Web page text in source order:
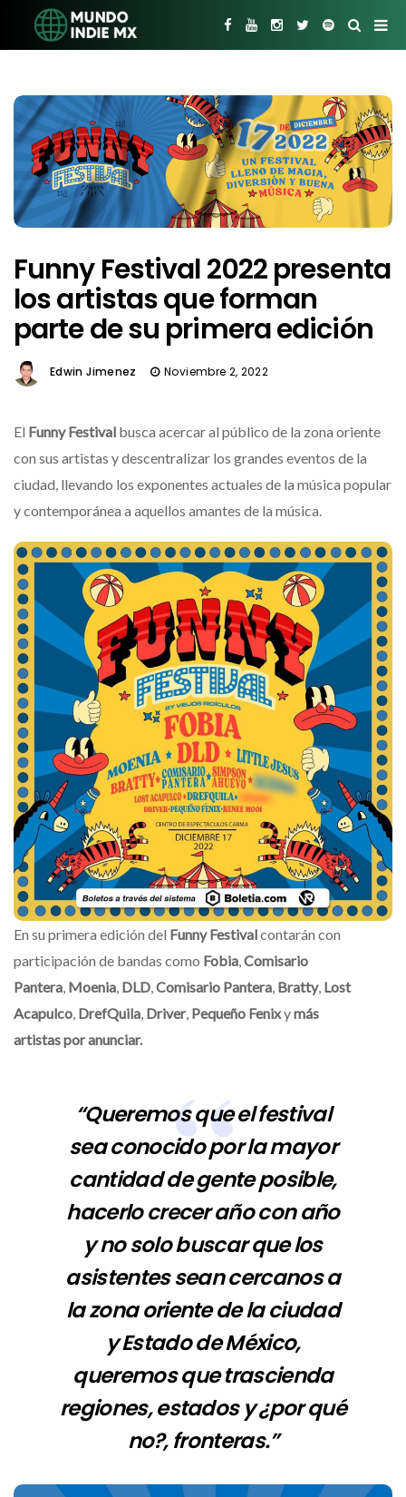
Funny Festival 2022 presenta
los artistas que forman
parte de su primera edición
Edwin Jimenez Noviembre 2, 2022
El Funny Festival busca acercar al público de la zona oriente
con sus artistas y descentralizar los grandes eventos de la
ciudad, llevando los exponentes actuales de la música popular
y contemporánea a aquellos amantes de la música.
En su primera edición del Funny Festivalcontarán con
participación de bandas como Fobia,Comisario
Pantera, Moenia, DLD,Comisario Pantera, Bratty, Lost
Acapulco, DrefQuila, Driver, Pequeño Fenixymás
artistas por anunciar.
“Queremos que el festival
sea conocido por la mayor
cantidad de gente posible,
hacerlo crecer año con año
y no solo buscar que los
asistentes sean cercanos a
la zona oriente de la ciudad
y Estado de México,
queremos que trascienda
regiones, estados y ¿por qué
no?, fronteras.”